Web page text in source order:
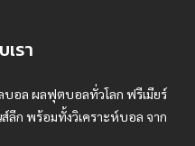
เรา
บอล ผลฟุตบอลทั่วโลก ฟรีเมียร์
ลีก พร้อมทั้งวิเคราะห์บอล จาก